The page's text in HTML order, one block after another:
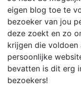
eigen blog toe te
bezoeker van jou
deze zoekt en zo
krijgen die voldoen
persoonlijke
bevatten is dit erg
bezoekers!